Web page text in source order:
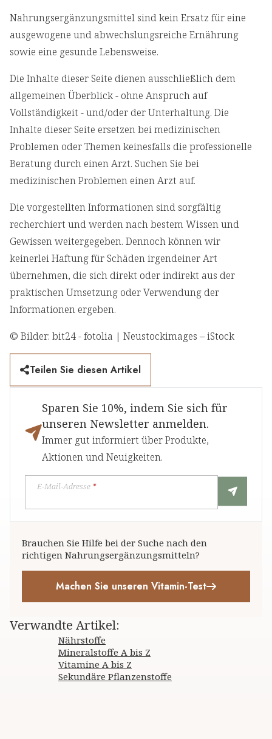
Nahrungsergänzungsmittel sind kein Ersatz für eine
ausgewogene und abwechslungsreiche Ernährung
sowie eine gesunde Lebensweise.
Die Inhalte dieser Seite dienen ausschließlich dem
allgemeinen Überblick - ohne Anspruch auf
Vollständigkeit - und/oder der Unterhaltung. Die
Inhalte dieser Seite ersetzen bei medizinischen
Problemen oder Themen keinesfalls die professionelle
Beratung durch einen Arzt. Suchen Sie bei
medizinischen Problemen einen Arzt auf.
Die vorgestellten Informationen sind sorgfältig
recherchiert und werden nach bestem Wissen und
Gewissen weitergegeben. Dennoch können wir
keinerlei Haftung für Schäden irgendeiner Art
übernehmen, die sich direkt oder indirekt aus der
praktischen Umsetzung oder Verwendung der
Informationen ergeben.
© Bilder: bit24 - fotolia | Neustockimages – iStock
Teilen Sie diesen Artikel
Sparen Sie 10%, indem Sie sich für
unseren Newsletter anmelden.
Immer gut informiert über Produkte,
Aktionen und Neuigkeiten.
E-Mail-Adresse *
Brauchen Sie Hilfe bei der Suche nach den
richtigen Nahrungsergänzungsmitteln?
Machen Sie unseren Vitamin-Test
Verwandte Artikel:
Nährstoffe
Mineralstoffe A bis Z
Vitamine A bis Z
Sekundäre Pflanzenstoffe